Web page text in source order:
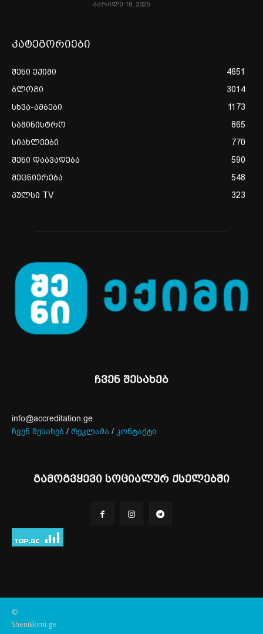
აპრილი 18, 2025
კატეგორიები
შენი ექიმი
4651
ბლოგი
3014
სხვა-ამბები
1173
სამინისტრო
865
სიახლეები
770
შენი დაავადება
590
მეცნიერება
548
პულსი TV
323
ჩვენ შესახებ
info@accreditation.ge
ჩვენ შესახებ / რეკლამა / კონტაქტი
გამოგვყევი სოციალურ ქსელებში
©
SheniEkimi.ge